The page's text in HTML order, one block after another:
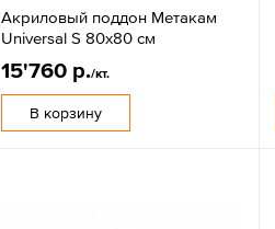
Акриловый поддон Метакам
Universal S 80х80 см
15'760 р./кт.
В корзину